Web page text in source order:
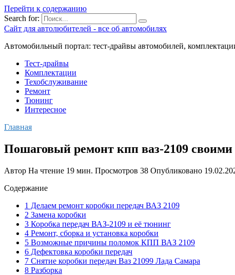
Перейти к содержанию
Search for:
Сайт для автолюбителей - все об автомобилях
Автомобильный портал: тест-драйвы автомобилей,
Тест-драйвы
Комплектации
Техобслуживание
Ремонт
Тюнинг
Интересное
Главная
Пошаговый ремонт кпп ваз-2109
Автор На чтение 19 мин. Просмотров 38 Опубликовано
Содержание
1 Делаем ремонт коробки передач ВАЗ 2109
2 Замена коробки
3 Коробка передач ВАЗ-2109 и её тюнинг
4 Ремонт, сборка и установка коробки
5 Возможные причины поломок КПП ВАЗ 2109
6 Дефектовка коробки передач
7 Снятие коробки передач Ваз 21099 Лада Самара
8 Разборка